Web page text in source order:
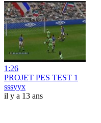
1:26
PROJET PES TEST 1
sssyyx
il y a 13 ans